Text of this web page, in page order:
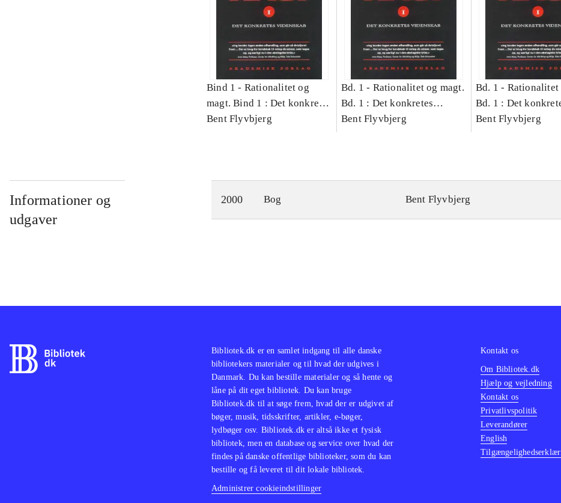
Bind 1 - Rationalitet og
magt. Bind 1 : Det konkretes
videnskab
Bent Flyvbjerg
Bd. 1 - Rationalitet og magt.
Bd. 1 : Det konkretes
videnskab
Bent Flyvbjerg
Bd. 1 - Rationalitet
Bd. 1 : Det
videnskab
Bent Flyvbjerg
Informationer og
udgaver
2000 Bog Bent Flyvbjerg
Bibliotek.dk er en samlet indgang til alle danske
bibliotekers materialer og til hvad der udgives i
Danmark. Du kan bestille materialer og så hente og
låne på dit eget bibliotek. Du kan bruge
Bibliotek.dk til at søge frem, hvad der er udgivet af
bøger, musik, tidsskrifter, artikler, e-bøger,
lydbøger osv. Bibliotek.dk er altså ikke et fysisk
bibliotek, men en database og service over hvad der
findes på danske offentlige biblioteker, som du kan
bestille og få leveret til dit lokale bibliotek.
Administrer cookieindstillinger
Kontakt os
Om Bibliotek.dk
Hjælp og vejledning
Kontakt os
Privatlivspolitik
Leverandører
English